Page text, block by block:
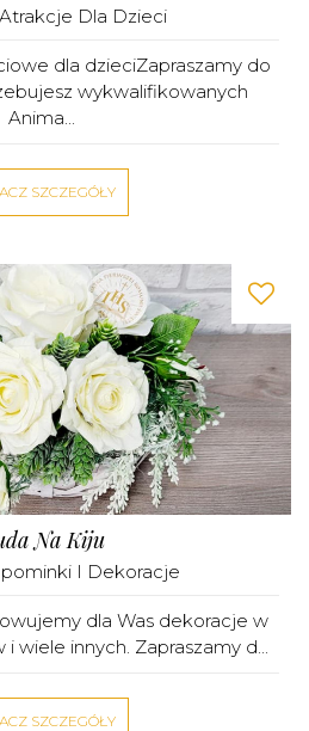
Atrakcje Dla Dzieci
dla dzieciZapraszamy do
wykwalifikowanych
Anima...
SZCZEGÓŁY
Na Kiju
I Dekoracje
dla Was dekoracje w
wiele innych. Zapraszamy d...
SZCZEGÓŁY